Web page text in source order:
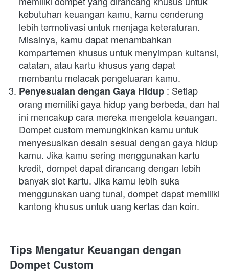
kebutuhan keuangan kamu, kamu cenderung
lebih termotivasi untuk menjaga keteraturan.
Misalnya, kamu dapat menambahkan
kompartemen khusus untuk menyimpan kuitansi,
catatan, atau kartu khusus yang dapat
membantu melacak pengeluaran kamu.
Penyesuaian dengan Gaya Hidup : Setiap
orang memiliki gaya hidup yang berbeda, dan hal
ini mencakup cara mereka mengelola keuangan.
Dompet custom memungkinkan kamu untuk
menyesuaikan desain sesuai dengan gaya hidup
kamu. Jika kamu sering menggunakan kartu
kredit, dompet dapat dirancang dengan lebih
banyak slot kartu. Jika kamu lebih suka
menggunakan uang tunai, dompet dapat memiliki
kantong khusus untuk uang kertas dan koin.
Tips Mengatur Keuangan dengan
Dompet Custom